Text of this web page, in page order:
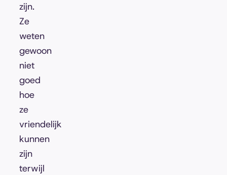
zijn.
Ze
weten
gewoon
niet
goed
hoe
ze
vriendelijk
kunnen
zijn
terwijl